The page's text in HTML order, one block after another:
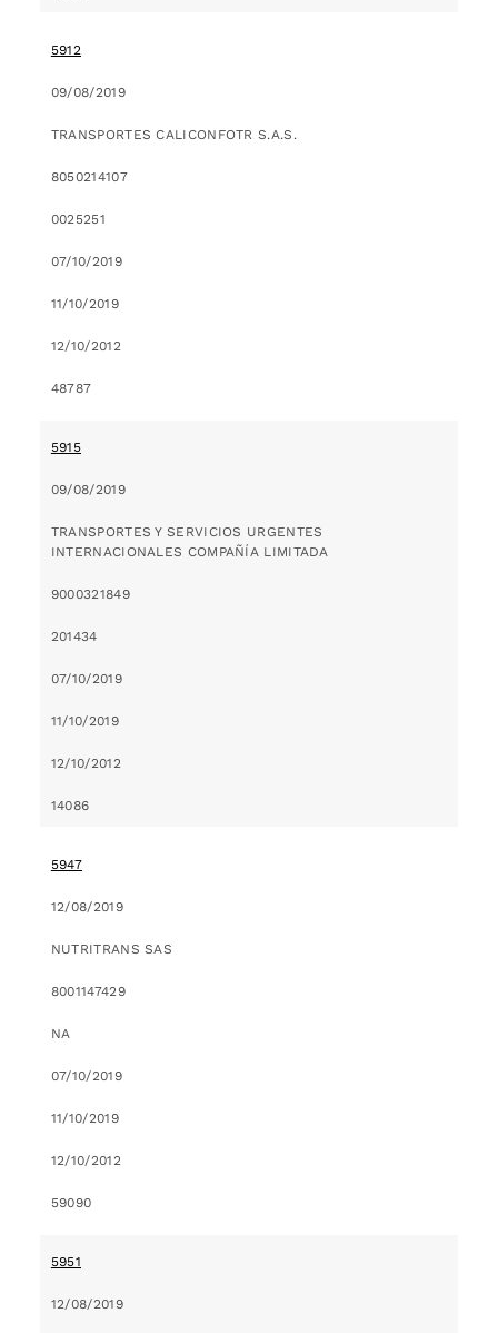
5912
09/08/2019
TRANSPORTES CALICONFOTR S.A.S.
8050214107
0025251
07/10/2019
11/10/2019
12/10/2012
48787
5915
09/08/2019
TRANSPORTES Y SERVICIOS URGENTES
INTERNACIONALES COMPAÑÍA LIMITADA
9000321849
201434
07/10/2019
11/10/2019
12/10/2012
14086
5947
12/08/2019
NUTRITRANS SAS
8001147429
NA
07/10/2019
11/10/2019
12/10/2012
59090
5951
12/08/2019